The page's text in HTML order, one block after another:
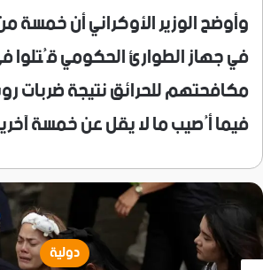
وأوضح الوزير الأوكراني أن خمسة
في جهاز الطوارئ الحكومي قُتلوا
مكافحتهم للحرائق نتيجة ضربات
فيما أُصيب ما لا يقل عن خمسة
دولية